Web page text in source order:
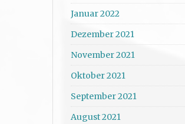
Januar 2022
Dezember 2021
November 2021
Oktober 2021
September 2021
August 2021